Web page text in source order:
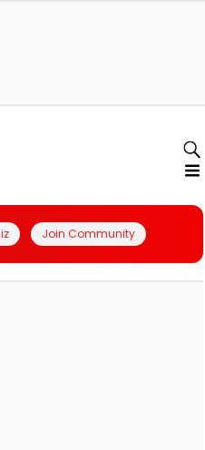
Join Community